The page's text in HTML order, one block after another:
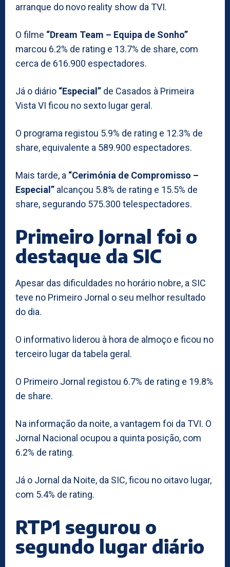
arranque do novo reality show da TVI.
O filme “Dream Team – Equipa de Sonho”
marcou 6.2% de rating e 13.7% de share, com
cerca de 616.900 espectadores.
Já o diário “Especial” de Casados à Primeira
Vista VI ficou no sexto lugar geral.
O programa registou 5.9% de rating e 12.3% de
share, equivalente a 589.900 espectadores.
Mais tarde, a “Cerimónia de Compromisso –
Especial” alcançou 5.8% de rating e 15.5% de
share, segurando 575.300 telespectadores.
Primeiro Jornal foi o
destaque da SIC
Apesar das dificuldades no horário nobre, a SIC
teve no Primeiro Jornal o seu melhor resultado
do dia.
O informativo liderou à hora de almoço e ficou no
terceiro lugar da tabela geral.
O Primeiro Jornal registou 6.7% de rating e 19.8%
de share.
Na informação da noite, a vantagem foi da TVI. O
Jornal Nacional ocupou a quinta posição, com
6.2% de rating.
Já o Jornal da Noite, da SIC, ficou no oitavo lugar,
com 5.4% de rating.
RTP1 segurou o
segundo lugar diário